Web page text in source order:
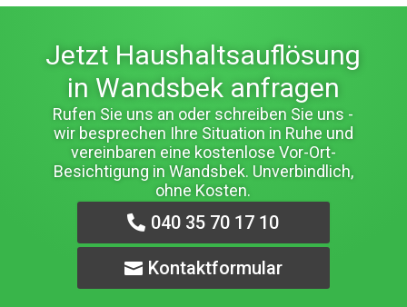
Jetzt Haushaltsauflösung
in Wandsbek anfragen
Rufen Sie uns an oder schreiben Sie uns -
wir besprechen Ihre Situation in Ruhe und
vereinbaren eine kostenlose Vor-Ort-
Besichtigung in Wandsbek. Unverbindlich,
ohne Kosten.
040 35 70 17 10
Kontaktformular